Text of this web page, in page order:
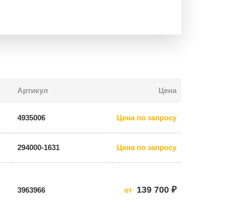
Артикул Цена
4935006 Цена по запросу
294000-1631 Цена по запросу
3963966 от 139 700 ₽